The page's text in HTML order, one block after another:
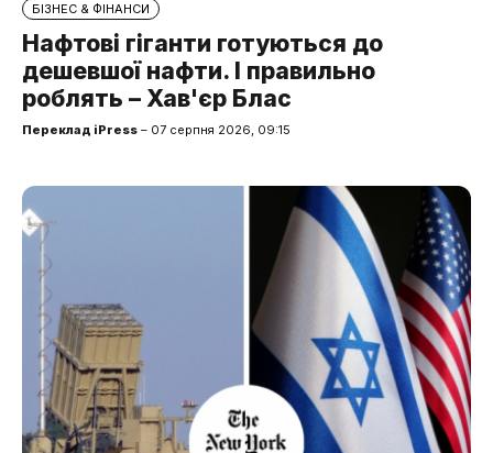
БІЗНЕС & ФІНАНСИ
Нафтові гіганти готуються до
дешевшої нафти. І правильно
роблять – Хав'єр Блас
Переклад iPress – 07 серпня 2026, 09:15